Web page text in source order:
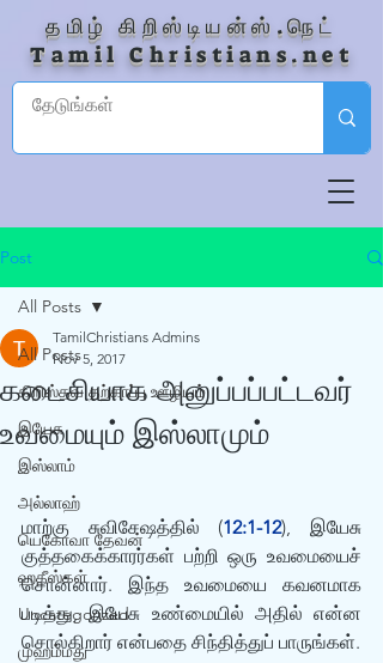
தமிழ் கிறிஸ்டியன்ஸ்.நெட்
Tamil Christians.net
Post
All Posts
கிறிஸ்தவ தற்காப்பு ஊழியம்
இயேசு
இஸ்லாம்
அல்லாஹ்
யெகோவா தேவன்
ஹதீஸ்கள்
Uncategorized
முஹம்மது
All Posts
கடைசியாக அனுப்பப்பட்டவர்
உவமையும் இஸ்லாமும்
TamilChristians Admins
Nov 5, 2017
மாற்கு சுவிசேஷத்தில் (12:1-12), இயேசு
குத்தகைக்காரர்கள் பற்றி ஒரு உவமையைச்
சொன்னார். இந்த உவமையை கவனமாக
படித்து, இயேசு உண்மையில் அதில் என்ன
சொல்கிறார் என்பதை சிந்தித்துப் பாருங்கள்.